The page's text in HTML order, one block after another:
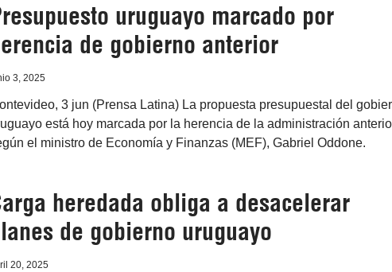
uruguayo marcado por
de gobierno anterior
3, 2025
3 jun (Prensa Latina) La propuesta presupuestal del
está hoy marcada por la herencia de la administración
el ministro de Economía y Finanzas (MEF), Gabriel Oddone.
heredada obliga a desacelerar
de gobierno uruguayo
20, 2025